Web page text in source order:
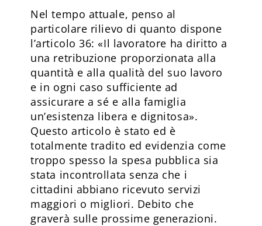
Nel tempo attuale, penso al
particolare rilievo di quanto dispone
l’articolo 36: «Il lavoratore ha diritto a
una retribuzione proporzionata alla
quantità e alla qualità del suo lavoro
e in ogni caso sufficiente ad
assicurare a sé e alla famiglia
un’esistenza libera e dignitosa».
Questo articolo è stato ed è
totalmente tradito ed evidenzia come
troppo spesso la spesa pubblica sia
stata incontrollata senza che i
cittadini abbiano ricevuto servizi
maggiori o migliori. Debito che
graverà sulle prossime generazioni.